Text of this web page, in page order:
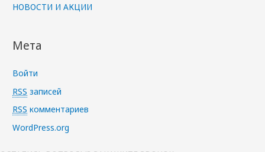
НОВОСТИ И АКЦИИ
Мета
Войти
RSS записей
RSS комментариев
WordPress.org